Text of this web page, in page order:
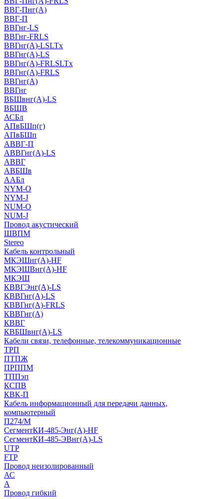
ВВГ-Пнг(А)
ВВГ-П
ВВГнг-LS
ВВГнг-FRLS
ВВГнг(А)-LSLTx
ВВГнг(А)-LS
ВВГнг(А)-FRLSLTx
ВВГнг(А)-FRLS
ВВГнг(А)
ВВГнг
ВБШвнг(А)-LS
ВБШВ
АСБл
АПвБШп(г)
АПвБШп
АВВГ-П
АВВГнг(А)-LS
АВВГ
АВБШв
ААБл
NYM-O
NYM-J
NUM-О
NUM-J
Провод акустический
ШВПМ
Stereo
Кабель контрольный
МКЭШнг(A)-HF
МКЭШВнг(А)-HF
МКЭШ
КВВГЭнг(А)-LS
КВВГнг(А)-LS
КВВГнг(А)-FRLS
КВВГнг(А)
КВВГ
КВБШвнг(А)-LS
Кабели связи, телефонные, телекоммуникационные
ТРП
ПТПЖ
ПРППМ
ТППэп
КСПВ
КВК-П
Кабель информационный для передачи данных,
компьютерный
П274/М
СегментКИ-485-Энг(А)-HF
СегментКИ-485-ЭВнг(А)-LS
UTP
FTP
Провод неизолированный
АС
А
Провод гибкий